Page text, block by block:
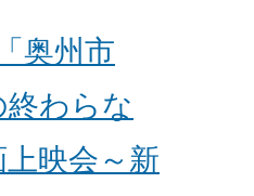
奥州市
終わらな
映会～新